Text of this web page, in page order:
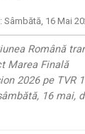
Sâmbătă, 16 Mai
Română
Marea Finală
2026 pe TVR
16 mai,